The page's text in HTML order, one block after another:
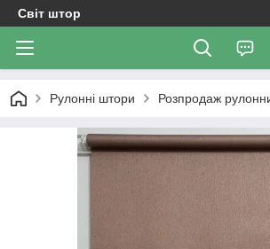
Світ штор
Рулонні штори Розпродаж